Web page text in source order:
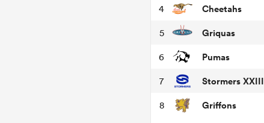
4 Cheetahs
5 Griquas
6 Pumas
7 Stormers XXIII
8 Griffons